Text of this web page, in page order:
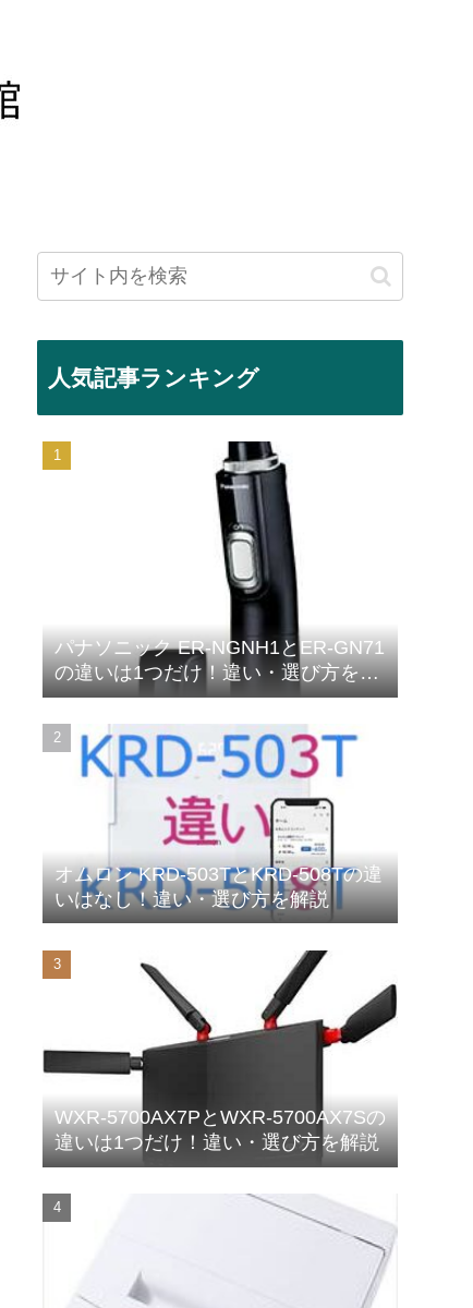
人気記事ランキング
パナソニック ER-NGNH1とER-GN71
の違いは1つだけ！違い・選び方を解
説
オムロン KRD-503TとKRD-508Tの違
いはなし！違い・選び方を解説
WXR-5700AX7PとWXR-5700AX7Sの
違いは1つだけ！違い・選び方を解説